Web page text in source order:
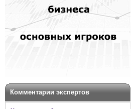
Комментарии экспертов